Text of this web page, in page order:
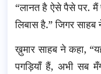
“लानत है ऐसे पैसे पर. मैं
लिबास है.” जिगर
ख़ुमार साहब ने कहा,
पगड़ियाँ हैं, अभी सब